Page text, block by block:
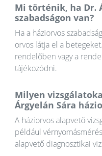
Mi történik, ha Dr.
szabadságon van?
Ha a háziorvos
orvos látja el a
rendelőben vagy a
tájékozódni.
Milyen
Árgyelán Sára
A háziorvos alapvető
például
alapvető diagnosztikai